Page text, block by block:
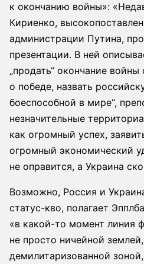
к окончанию войны»:
Кириенко,
администрации Путина,
презентации. В ней
„продать“ окончание войны
о победе, назвать
боеспособной в мире“,
незначительные
как огромный успех,
огромный экономический
не оправится, а Украина
Возможно, Россия и
статус-кво, полагает
«в какой-то момент линия
не просто ничейной
демилитаризованной